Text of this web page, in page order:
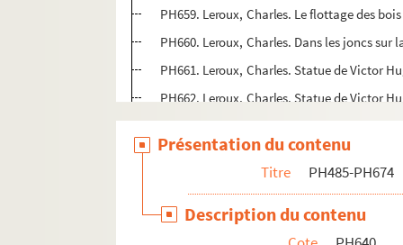
PH659. Leroux, Charles. Le flottage des
PH660. Leroux, Charles. Dans les joncs sur
PH661. Leroux, Charles. Statue de Victor
PH662. Leroux, Charles. Statue de Victor
PH663. Leroux, Charles. Victor Hugo
PH664. Leroux, Charles. Statue de Victor
PH665. Leroux, Charles. Façace du
PH666. Leroux, Charles. Inscriptions sur
PH667. Leroux, Charles. Inscriptions sur
Présentation du contenu
Titre PH485-PH674
Description du contenu